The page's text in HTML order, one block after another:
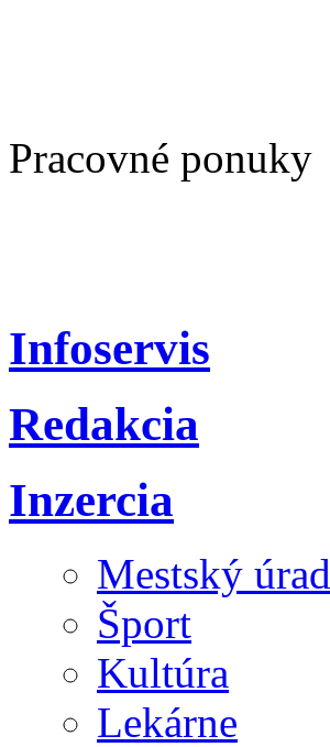
Pracovné ponuky
Infoservis
Redakcia
Inzercia
Mestský úrad
Šport
Kultúra
Lekárne